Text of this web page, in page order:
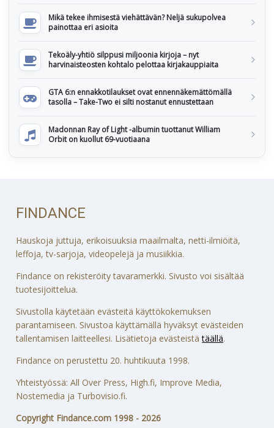
Mikä tekee ihmisestä viehättävän? Neljä sukupolvea
painottaa eri asioita
Tekoäly-yhtiö silppusi miljoonia kirjoja – nyt
harvinaisteosten kohtalo pelottaa kirjakauppiaita
GTA 6:n ennakkotilaukset ovat ennennäkemättömällä
tasolla – Take-Two ei silti nostanut ennustettaan
Madonnan Ray of Light -albumin tuottanut William
Orbit on kuollut 69-vuotiaana
FINDANCE
Hauskoja juttuja, erikoisuuksia maailmalta, netti-ilmiöitä,
leffoja, tv-sarjoja, videopelejä ja musiikkia.
Findance on rekisteröity tavaramerkki. Sivusto voi sisältää
tuotesijoittelua.
Sivustolla käytetään evästeitä käyttökokemuksen
parantamiseen. Sivustoa käyttämällä hyväksyt evästeiden
tallentamisen laitteellesi. Lisätietoja evästeistätäällä.
Findance on perustettu 20. huhtikuuta 1998.
Yhteistyössä: All Over Press, High.fi, Improve Media,
Nostemedia ja Turbovisio.fi.
Copyright Findance.com 1998 - 2026